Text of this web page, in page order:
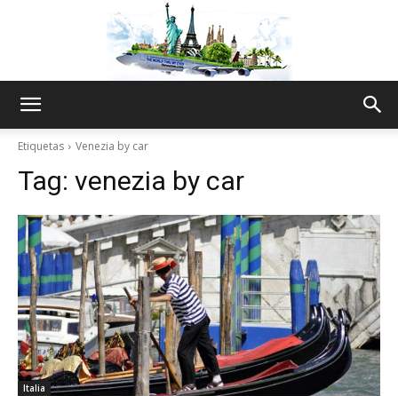
Thru
My
Etiquetas Venezia by car
Tag: venezia by car
Italia